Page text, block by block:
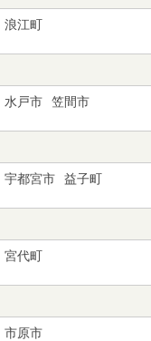
浪江町
水戸市 笠間市
宇都宮市 益子町
宮代町
市原市